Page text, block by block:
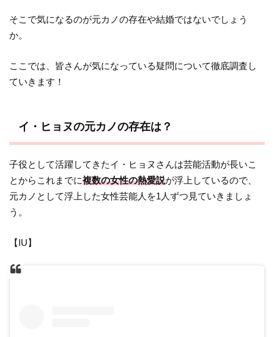
そこで気になるのが元カノの存在や結婚ではないでしょう
か。
ここでは、皆さんが気になっている疑問について徹底調査し
ていきます！
イ・ヒョヌの元カノの存在は？
子役として活躍してきたイ・ヒョヌさんは芸能活動が長いこ
とからこれまでに複数の女性の熱愛説が浮上しているので、
元カノとして浮上した女性芸能人を1人ずつ見ていきましょ
う。
【IU】